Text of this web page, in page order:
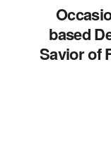
based
Savior of